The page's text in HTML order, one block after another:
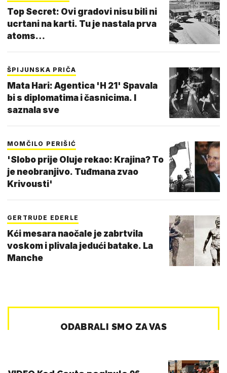
Top Secret: Ovi gradovi nisu bili ni
ucrtani na karti. Tu je nastala prva
atoms…
ŠPIJUNSKA PRIČA
Mata Hari: Agentica 'H 21' Spavala
bi s diplomatima i časnicima. I
saznala sve
MOMČILO PERIŠIĆ
'Slobo prije Oluje rekao: Krajina? To
je neobranjivo. Tuđmana zvao
Krivousti'
GERTRUDE EDERLE
Kći mesara naočale je zabrtvila
voskom i plivala jedući batake. La
Manche